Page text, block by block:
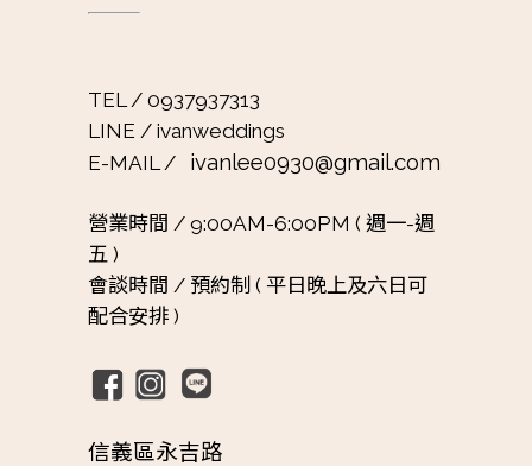
TEL / 0937937313
LINE / ivanweddings
E-MAIL / ivanlee0930@gmail.com
營業時間 / 9:00AM-6:00PM ( 週一-週
五 )
會談時間 / 預約制 ( 平日晚上及六日可
配合安排 )
信義區永吉路